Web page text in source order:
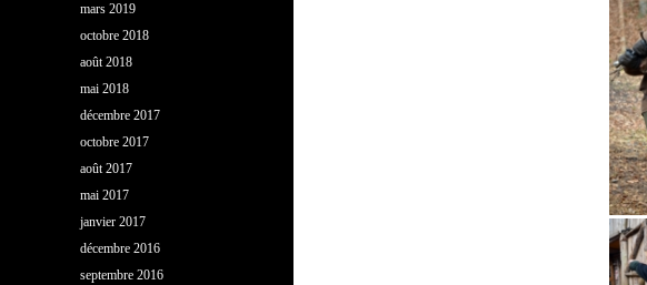
mars 2019
octobre 2018
août 2018
mai 2018
décembre 2017
octobre 2017
août 2017
mai 2017
janvier 2017
décembre 2016
septembre 2016